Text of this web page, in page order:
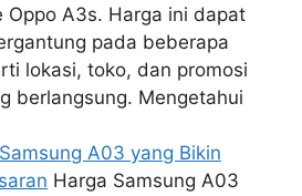
Oppo A3s. Harga ini dapat
pada beberapa
lokasi, toko, dan promosi
berlangsung. Mengetahui
A03 yang Bikin
Harga Samsung A03